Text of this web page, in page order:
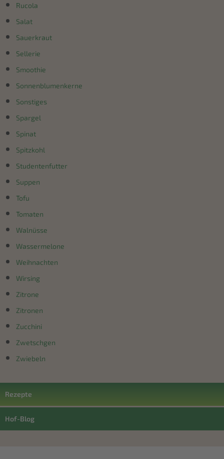
Rucola
Salat
Sauerkraut
Sellerie
Smoothie
Sonnenblumenkerne
Sonstiges
Spargel
Spinat
Spitzkohl
Studentenfutter
Suppen
Tofu
Tomaten
Walnüsse
Wassermelone
Weihnachten
Wirsing
Zitrone
Zitronen
Zucchini
Zwetschgen
Zwiebeln
Rezepte
Hof-Blog